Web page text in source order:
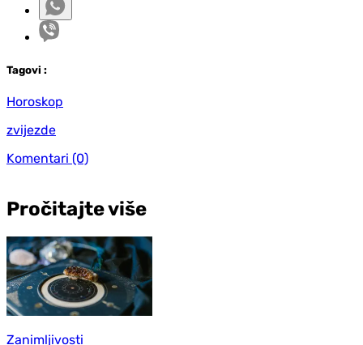
Tagovi :
Horoskop
zvijezde
Komentari (0)
Pročitajte više
Zanimljivosti